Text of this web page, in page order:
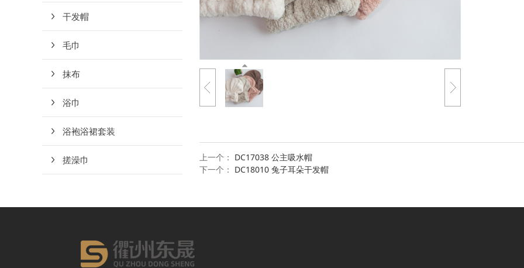
干发帽
毛巾
抹布
浴巾
浴袍浴裙套装
搓澡巾 上一个： DC17038 公主吸水帽
下一个： DC18010 兔子耳朵干发帽